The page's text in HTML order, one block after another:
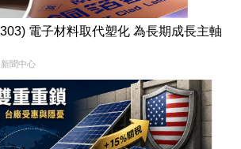
電子材料取代塑化 為長期成長主軸
聞中心